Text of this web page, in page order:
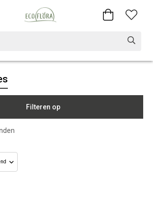
Filteren op